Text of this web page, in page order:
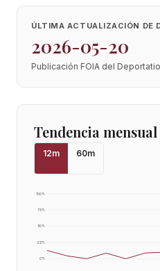
ÚLTIMA ACTUALIZACIÓN DE
2026-05-20
Publicación FOIA del
Tendencia
12m 60m
0%
25%
50%
75%
100%